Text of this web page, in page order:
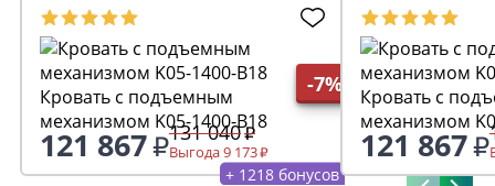
-7%
Кровать с подъемным
механизмом K05-1400-B18
121 867 131 040
Выгода 9 173
+ 1218 бонусов
Кровать с
механизмом
121 867